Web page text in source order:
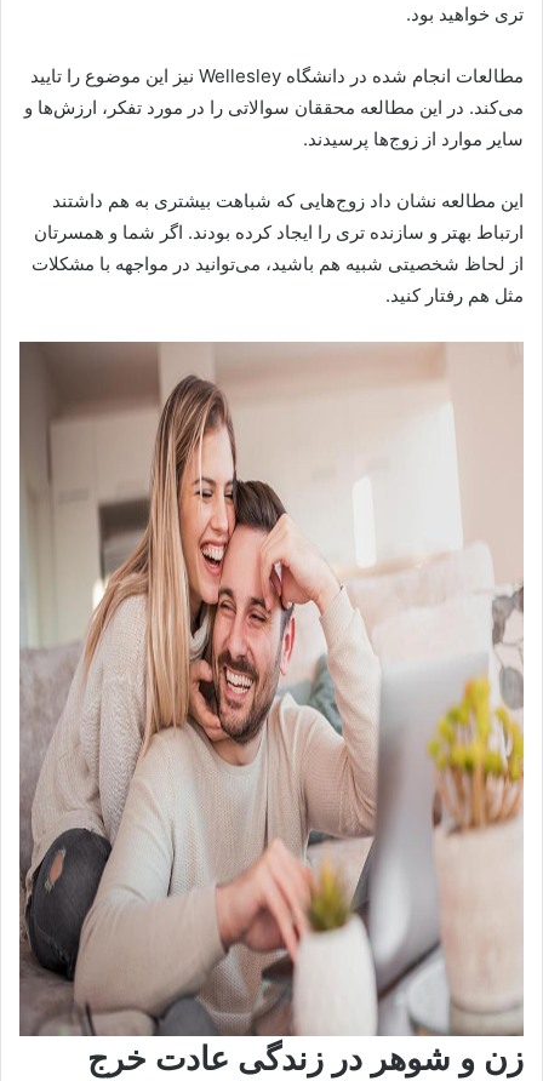
تری خواهید بود.
مطالعات انجام شده در دانشگاه Wellesley نیز این موضوع را تایید
می‌کند. در این مطالعه محققان سوالاتی را در مورد تفکر، ارزش‌ها و
سایر موارد از زوج‌ها پرسیدند.
این مطالعه نشان داد زوج‌هایی که شباهت بیشتری به هم داشتند
ارتباط بهتر و سازنده تری را ایجاد کرده بودند. اگر شما و همسرتان
از لحاظ شخصیتی شبیه هم باشید، می‌توانید در مواجهه با مشکلات
مثل هم رفتار کنید.
زن و شوهر در زندگی عادت خرج